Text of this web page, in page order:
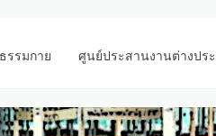
รรมกาย ศูนย์ประสานงานต่างปร